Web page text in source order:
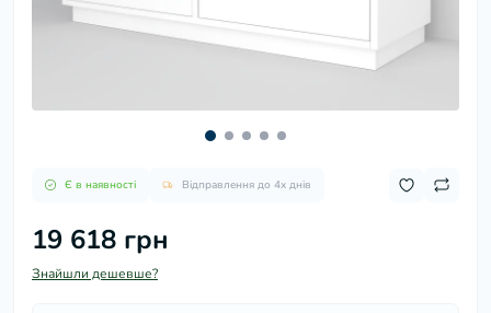
Є в наявності Відправлення до 4х днів
19 618 грн
Знайшли дешевше?